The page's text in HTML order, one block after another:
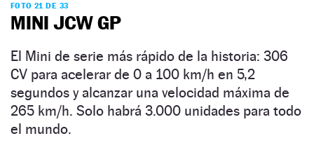
FOTO 21 DE 33
MINI JCW GP
El Mini de serie más rápido de la historia: 306
CV para acelerar de 0 a 100 km/h en 5,2
segundos y alcanzar una velocidad máxima de
265 km/h. Solo habrá 3.000 unidades para todo
el mundo.